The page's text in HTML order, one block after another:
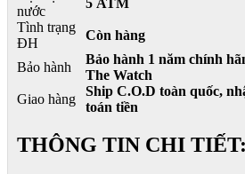
nước
5 ATM
Tình trạng
ĐH
Còn hàng
Bảo hành
Bảo hành 1 năm chính
The Watch
Giao hàng
Ship C.O.D toàn quốc,
toán tiền
THÔNG TIN CHI TIẾT: